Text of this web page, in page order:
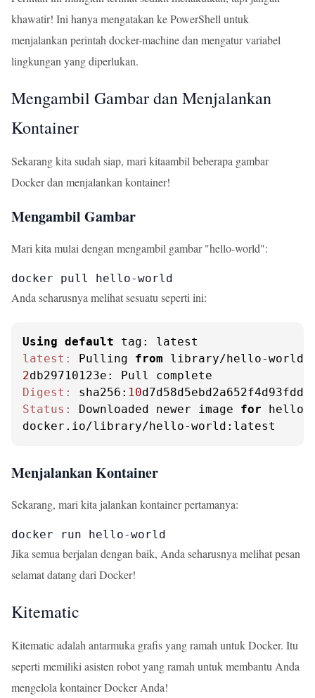
khawatir! Ini hanya mengatakan ke PowerShell untuk
menjalankan perintah docker-machine dan mengatur variabel
lingkungan yang diperlukan.
Mengambil Gambar dan Menjalankan
Kontainer
Sekarang kita sudah siap, mari kitaambil beberapa gambar
Docker dan menjalankan kontainer!
Mengambil Gambar
Mari kita mulai dengan mengambil gambar "hello-world":
docker pull hello-world
Anda seharusnya melihat sesuatu seperti ini:
Using default
latest:
Pulling from
2
Digest:
sha256: 10
Status:
Downloaded newer image for hello-
docker.io/library/hello-world:latest
Menjalankan Kontainer
Sekarang, mari kita jalankan kontainer pertamanya:
docker run hello-world
Jika semua berjalan dengan baik, Anda seharusnya melihat pesan
selamat datang dari Docker!
Kitematic
Kitematic adalah antarmuka grafis yang ramah untuk Docker. Itu
seperti memiliki asisten robot yang ramah untuk membantu Anda
mengelola kontainer Docker Anda!